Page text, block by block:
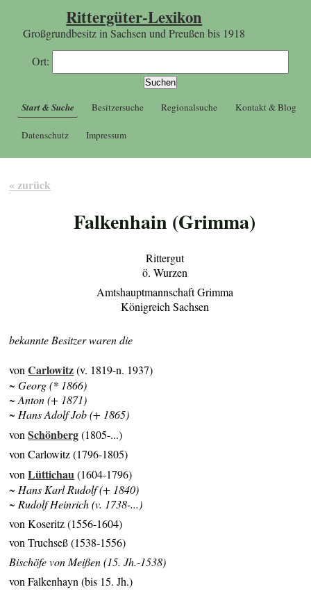
Rittergüter-Lexikon
Großgrundbesitz in Sachsen und Preußen bis 1918
Ort:
Start & Suche Besitzersuche Regionalsuche Kontakt & Blog
Datenschutz Impressum
« zurück
Falkenhain (Grimma)
Rittergut
ö. Wurzen
Amtshauptmannschaft Grimma
Königreich Sachsen
bekannte Besitzer waren die
vonCarlowitz(v. 1819-n. 1937)
~ Georg (* 1866)
~ Anton (+ 1871)
~ Hans Adolf Job (+ 1865)
vonSchönberg(1805-...)
von Carlowitz (1796-1805)
vonLüttichau(1604-1796)
~ Hans Karl Rudolf (+ 1840)
~ Rudolf Heinrich (v. 1738-...)
von Koseritz (1556-1604)
von Truchseß (1538-1556)
Bischöfe von Meißen (15. Jh.-1538)
von Falkenhayn (bis 15. Jh.)